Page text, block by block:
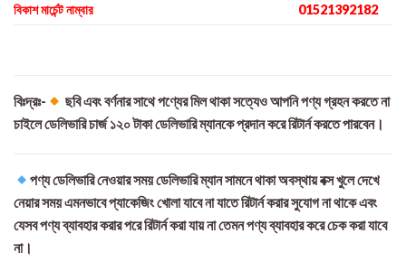
বিকাশ মার্চেন্ট নাম্বার
01521392182
বিঃদ্রঃ-
ছবি এবং বর্ণনার সাথে পণ্যের মিল থাকা সত্যেও আপনি পণ্য গ্রহন করতে না
চাইলে ডেলিভারি চার্জ ১২০ টাকা ডেলিভারি ম্যানকে প্রদান করে রিটার্ন করতে পারবেন।
পণ্য ডেলিভারি নেওয়ার সময় ডেলিভারি ম্যান সামনে থাকা অবস্থায় বক্স খুলে দেখে
নেয়ার সময় এমনভাবে প্যাকেজিং খোলা যাবে না যাতে রিটার্ন করার সুযোগ না থাকে এবং
যেসব পণ্য ব্যাবহার করার পরে রিটার্ন করা যায় না তেমন পণ্য ব্যাবহার করে চেক করা যাবে
না।